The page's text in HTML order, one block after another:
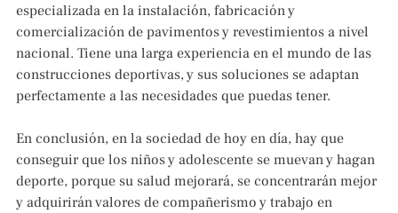
especializada en la instalación, fabricación y
comercialización de pavimentos y revestimientos a nivel
nacional. Tiene una larga experiencia en el mundo de las
construcciones deportivas, y sus soluciones se adaptan
perfectamente a las necesidades que puedas tener.
En conclusión, en la sociedad de hoy en día, hay que
conseguir que los niños y adolescente se muevan y hagan
deporte, porque su salud mejorará, se concentrarán mejor
y adquirirán valores de compañerismo y trabajo en